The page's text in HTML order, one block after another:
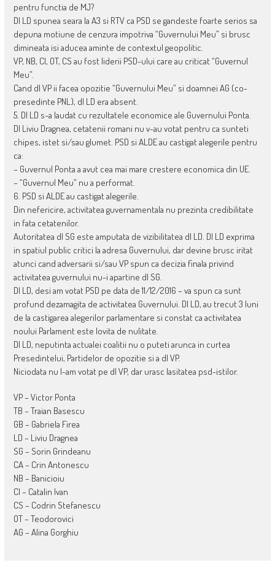
pentru functia de MJ?
Dl LD spunea seara la A3 si RTV ca PSD se gandeste foarte serios sa
depuna motiune de cenzura impotriva “Guvernului Meu” si brusc
dimineata isi aducea aminte de contextul geopolitic.
VP, NB, CI, OT, CS au fost liderii PSD-ului care au criticat “Guvernul
Meu”.
Cand dl VP ii facea opozitie “Guvernului Meu” si doamnei AG (co-
presedinte PNL), dl LD era absent.
5. Dl LD s-a laudat cu rezultatele economice ale Guvernului Ponta.
Dl Liviu Dragnea, cetatenii romani nu v-au votat pentru ca sunteti
chipes, istet si/sau glumet. PSD si ALDE au castigat alegerile pentru
ca:
– Guvernul Ponta a avut cea mai mare crestere economica din UE.
– “Guvernul Meu” nu a performat.
6. PSD si ALDE au castigat alegerile.
Din nefericire, activitatea guvernamentala nu prezinta credibilitate
in fata cetatenilor.
Autoritatea dl SG este amputata de vizibilitatea dl LD. Dl LD exprima
in spatiul public critici la adresa Guvernului, dar devine brusc iritat
atunci cand adversarii si/sau VP spun ca decizia finala privind
activitatea guvernului nu-i apartine dl SG.
Dl LD, desi am votat PSD pe data de 11/12/2016 – va spun ca sunt
profund dezamagita de activitatea Guvernului. Dl LD, au trecut 3 luni
de la castigarea alegerilor parlamentare si constat ca activitatea
noului Parlament este lovita de nulitate.
Dl LD, neputinta actualei coalitii nu o puteti arunca in curtea
Presedintelui, Partidelor de opozitie si a dl VP.
Niciodata nu l-am votat pe dl VP, dar urasc lasitatea psd-istilor.
VP – Victor Ponta
TB – Traian Basescu
GB – Gabriela Firea
LD – Liviu Dragnea
SG – Sorin Grindeanu
CA – Crin Antonescu
NB – Banicioiu
CI – Catalin Ivan
CS – Codrin Stefanescu
OT – Teodorovici
AG – Alina Gorghiu